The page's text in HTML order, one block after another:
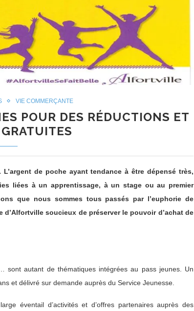
VIE COMMERÇANTE
POUR DES RÉDUCTIONS ET
de poche ayant tendance à être dépensé très,
liées à un apprentissage, à un stage ou au premier
que nous sommes tous passés par l’euphorie de
soucieux de préserver le pouvoir d’achat de
sont autant de thématiques intégrées au pass jeunes. Un
et délivré sur demande auprès du Service Jeunesse.
éventail d’activités et d’offres partenaires auprès des